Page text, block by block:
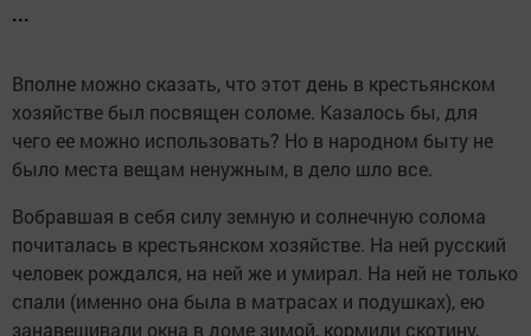
...
Вполне можно сказать, что этот день в крестьянском
хозяйстве был посвящен соломе. Казалось бы, для
чего ее можно использовать? Но в народном быту не
было места вещам ненужным, в дело шло все.
Вобравшая в себя силу земную и солнечную солома
почиталась в крестьянском хозяйстве. На ней русский
человек рождался, на ней же и умирал. На ней не только
спали (именно она была в матрасах и подушках), ею
занавешивали окна в доме зимой, кормили скотину,